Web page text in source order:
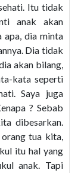
Itu tidak
anak akan
apa, dia minta
Dia tidak
akan bilang,
kata seperti
Saya juga
? Sebab
dibesarkan.
tua kita,
itu hal yang
anak. Tapi